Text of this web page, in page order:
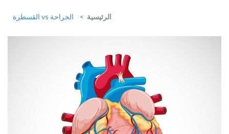
الرئيسية > الجراحة vs القسطرة